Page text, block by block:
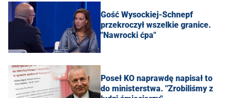
Gość Wysockiej-Schnepf
przekroczył wszelkie granice.
"Nawrocki ćpa"
Poseł KO naprawdę napisał to
do ministerstwa. "Zrobiliśmy z